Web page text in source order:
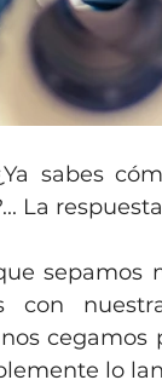
sabes
La respuesta
sepamos
con
lo